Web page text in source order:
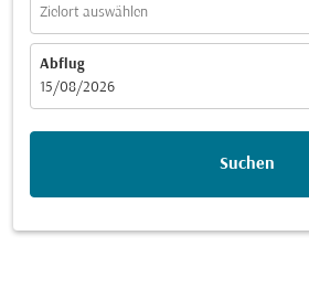
Zielort auswählen
Abflug
fc-booking-departure-date-aria-label
15/08/2026
Suchen